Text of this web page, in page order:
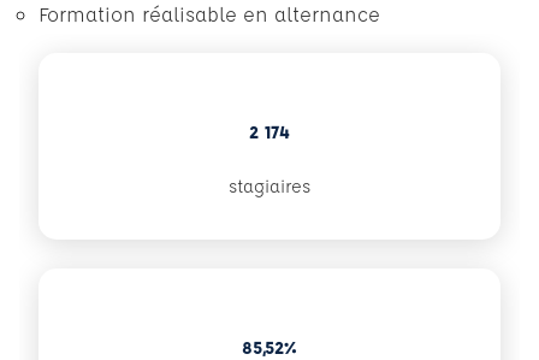
Formation réalisable en alternance
2 174
stagiaires
85,52%